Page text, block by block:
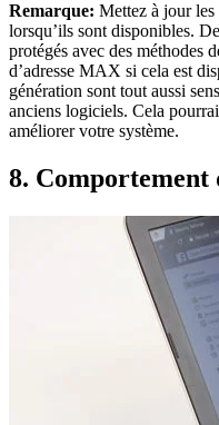
Remarque: Mettez à jour les
lorsqu’ils sont disponibles.
protégés avec des méthodes
d’adresse MAX si cela est
génération sont tout aussi
anciens logiciels. Cela
améliorer votre système.
8. Comportement